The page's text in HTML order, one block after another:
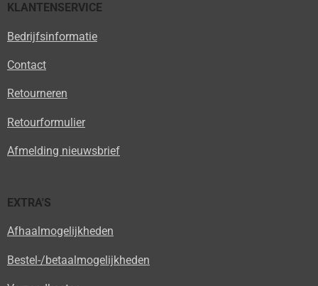
KLANTENSERVICE
Bedrijfsinformatie
Contact
Retourneren
Retourformulier
Afmelding nieuwsbrief
EXTRA'S
Afhaalmogelijkheden
Bestel-/betaalmogelijkheden